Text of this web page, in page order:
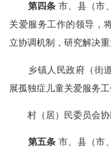
第四条 市、县（市
关爱服务工作的领导，
立协调机制，研究解决重
乡镇人民政府（街道
展孤独症儿童关爱服务工
村（居）民委员会协
第五条 市、县（市